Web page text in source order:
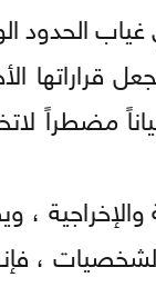
الحدود
قراراتها
مضطراً
،